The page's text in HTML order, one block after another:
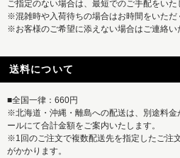
ご指定のない場合は、最短でのご手配をいた
※混雑時や入荷待ちの場合はお時間をいただ
※お客様のご希望に添えない場合はご連絡い
送料について
■全国一律：660円
※北海道・沖縄・離島への配送は、別途料金
ールにて合計金額をご案内いたします。
※1回のご注文で複数配送先を指定したご注
がかかります。